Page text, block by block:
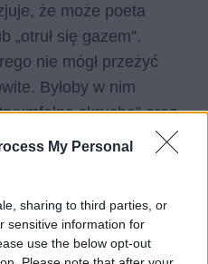
My Personal
sharing to third parties, or
sensitive information for
use the below opt-out
że może poeta
„otruł się gazem”.
nie mógł przeżyć
Byłoby w nim
skruchę” oraz
refleksje podmiot
„Baczyński żal
nie da się cofnąć.
uratować.